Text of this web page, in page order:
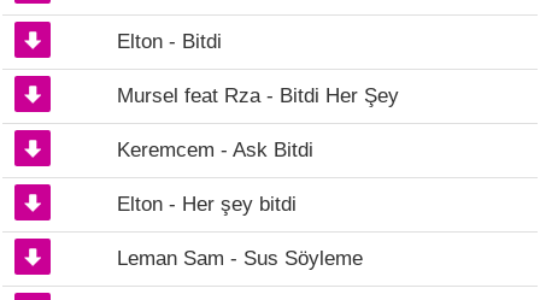
Elton - Bitdi
Mursel feat Rza - Bitdi Her Şey
Keremcem - Ask Bitdi
Elton - Her şey bitdi
Leman Sam - Sus Söyleme